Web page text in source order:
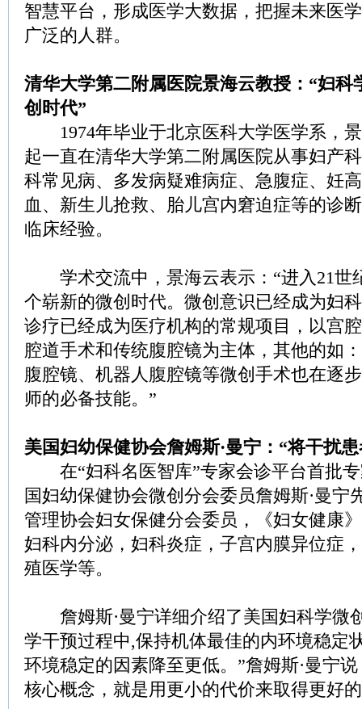
智慧平台，形成医学大数据，把握未来医
广泛的人群。
清华大学第二附属医院景海云教授：“妇科
创时代”
1974年毕业于北京医科大学医学系，景
起一直在清华大学第二附属医院从事妇产
科常见病、多发病疑难病症、急腹症、妊
血、新生儿抢救、胎儿宫内窘迫症等的诊
临床经验。
学术交流中，景海云表示：“进入21世
个崭新的微创时代。微创意识已经成为妇
诊疗已经成为医疗机构的常规项目，以宫
腔道手术和传统腹腔镜为主体，其他的如
腹腔镜、机器人腹腔镜等微创手术也在逐
师的必备技能。”
美国妇幼保健协会詹姆斯·曼宁：“将干扰
在“妇科名医智库”专家会诊平台首批专
国妇幼保健协会微创分会委员詹姆斯·曼宁
管理协会妇女保健分会委员，《妇女健康
妇科内分泌，妇科炎症，子宫内膜异位症
殖医学等。
詹姆斯·曼宁详细介绍了美国妇科学微
学干预过程中,保持机体最佳的内环境稳定
环境稳定的因素降至更低。”詹姆斯·曼宁
核心概念，就是用更小的代价来取得更好